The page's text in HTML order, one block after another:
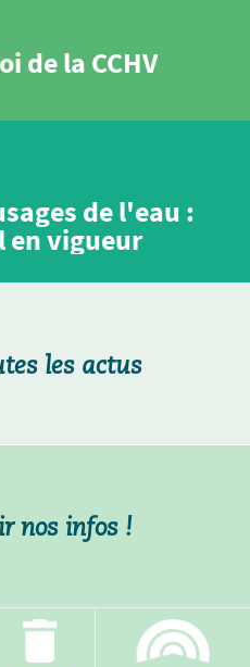
de la CCHV
de l'eau :
en vigueur
les actus
nos infos !